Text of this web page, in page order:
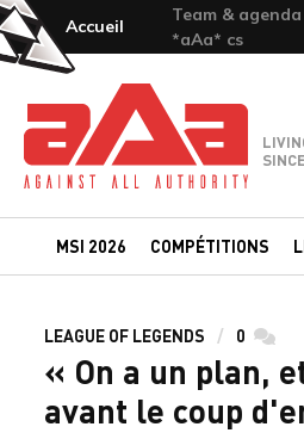
Accueil
Team & agenda
*aAa* cs
Team-aAa - against All authority
MSI 2026 COMPÉTITIONS
LEAGUE OF LEGENDS 0
« On a un plan,
avant le coup